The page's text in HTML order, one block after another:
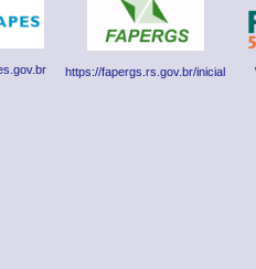
https://fapergs.rs.gov.br/inicial